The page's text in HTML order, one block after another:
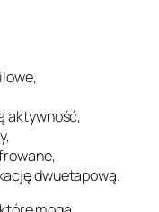
aktywność,
dwuetapową.